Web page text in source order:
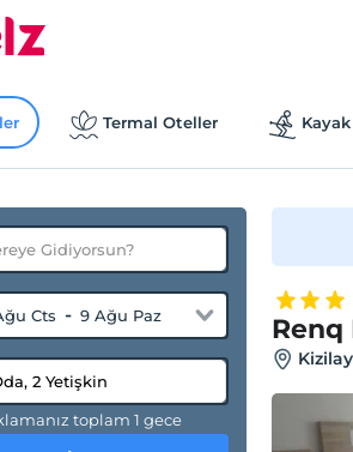
Termal Oteller
Cts - 9 Ağu Paz
toplam 1 gece